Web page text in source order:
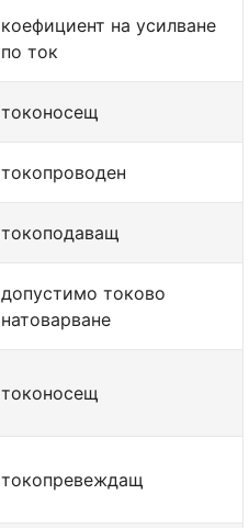
коефициент на усилване
по ток
токоносещ
токопроводен
токоподаващ
допустимо токово
натоварване
токоносещ
токопревеждащ